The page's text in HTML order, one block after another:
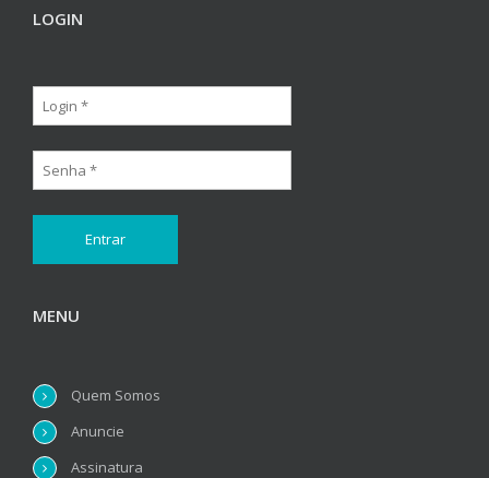
LOGIN
MENU
Quem Somos
Anuncie
Assinatura